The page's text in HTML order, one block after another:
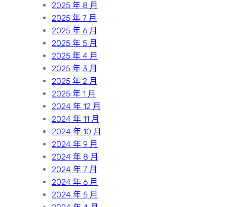
2025 年 8 月
2025 年 7 月
2025 年 6 月
2025 年 5 月
2025 年 4 月
2025 年 3 月
2025 年 2 月
2025 年 1 月
2024 年 12 月
2024 年 11 月
2024 年 10 月
2024 年 9 月
2024 年 8 月
2024 年 7 月
2024 年 6 月
2024 年 5 月